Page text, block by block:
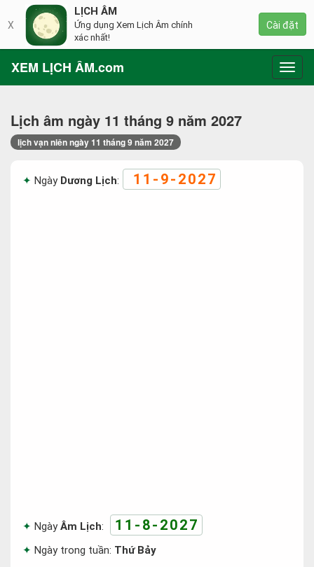
XEM LỊCH ÂM.com
Lịch âm ngày 11 tháng 9 năm 2027
lịch vạn niên ngày 11 tháng 9 năm 2027
Ngày Dương Lịch: 11-9-2027
NgàyÂm Lịch: 11-8-2027
Ngày trong tuần: Thứ Bảy
X
LỊCH ÂM
Ứng dụng Xem Lịch Âm chính
xác nhất!
Cài đặt